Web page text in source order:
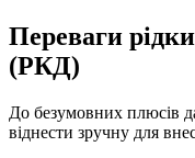
Переваги
(РКД)
До безумовних плюсів
віднести зручну для